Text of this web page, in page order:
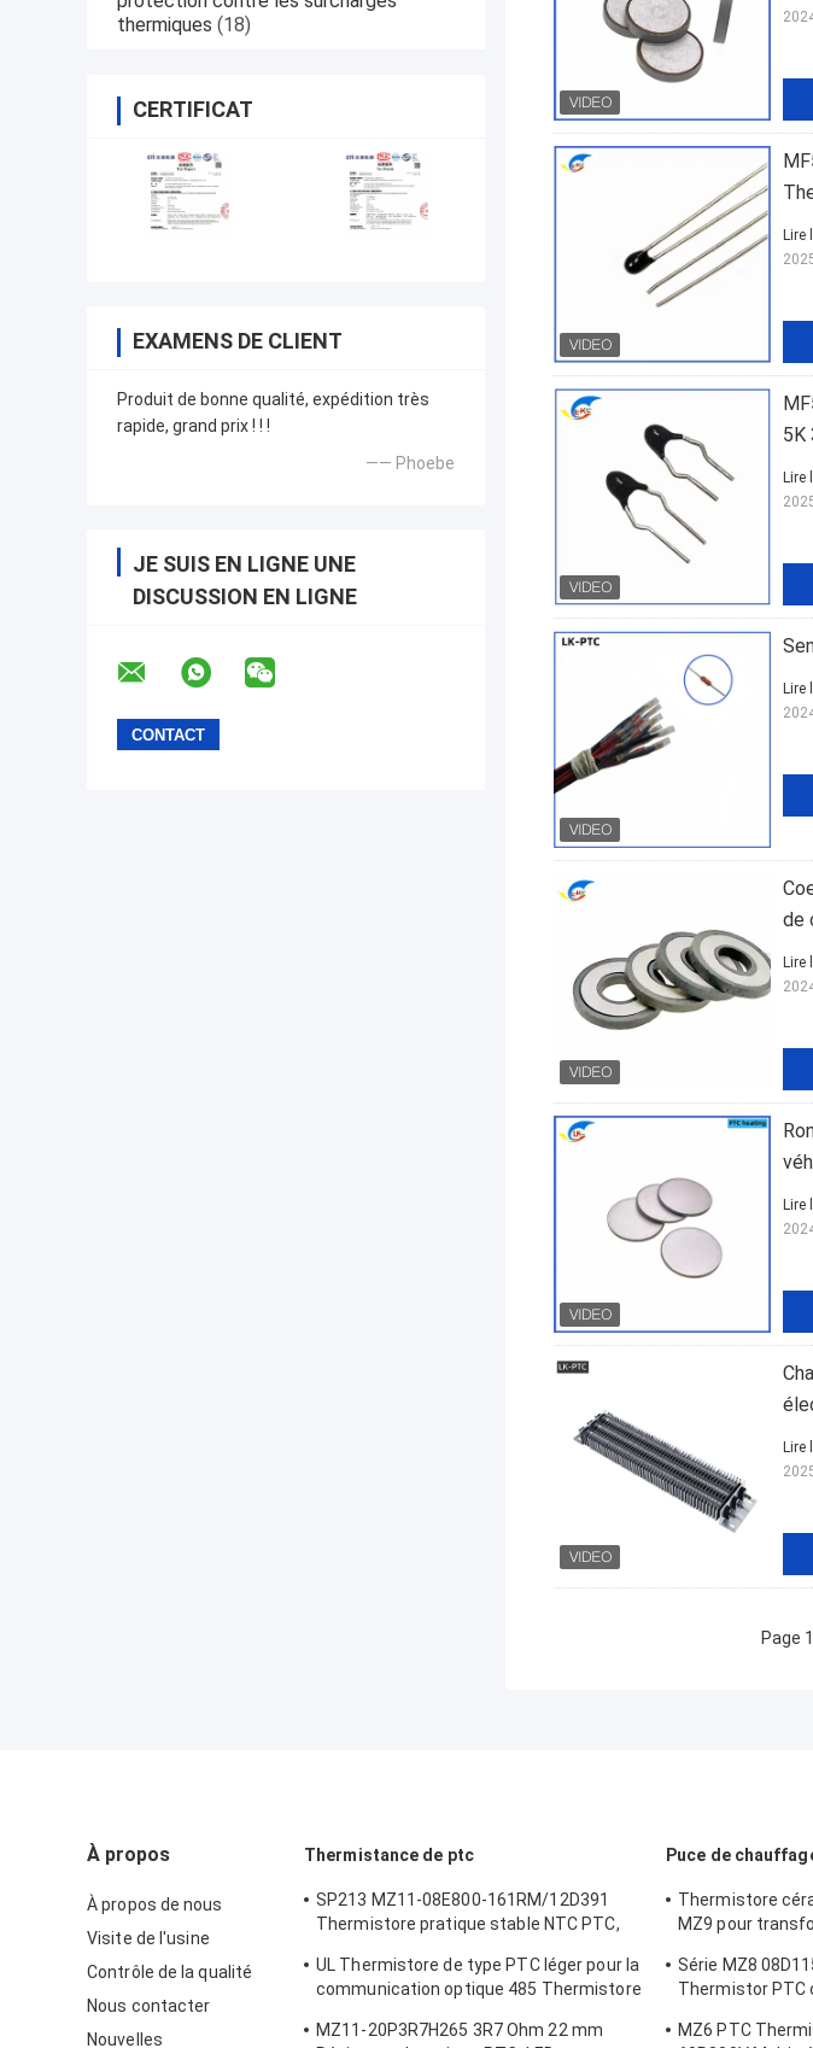
thermiques (18)
CERTIFICAT
EXAMENS DE CLIENT
Produit de bonne qualité, expédition très
rapide, grand prix ! ! !
—— Phoebe
JE SUIS EN LIGNE UNE
DISCUSSION EN LIGNE
Lire
5K
Lire
Lire
de
Lire
Lire
Lire
Page
À propos
À propos de nous
Visite de l'usine
Contrôle de la qualité
Nous contacter
Nouvelles
Thermistance de ptc
SP213 MZ11-08E800-161RM/12D391
Thermistore pratique stable NTC PTC,
positive ther
UL Thermistore de type PTC léger pour la
communication optique 485 Thermistore
LKMZB-10 3
MZ11-20P3R7H265 3R7 Ohm 22 mm
Puce de
Thermistore
MZ9 pour
protection
Série MZ8
Thermistor PTC
MZ6 PTC